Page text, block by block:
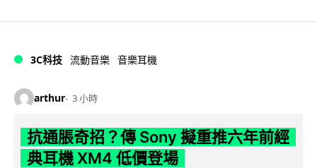
3C科技 流動音樂 音樂耳機
arthur 3 小時
抗通脹奇招？傳 Sony 擬重推六年前經
典耳機 XM4 低價登場